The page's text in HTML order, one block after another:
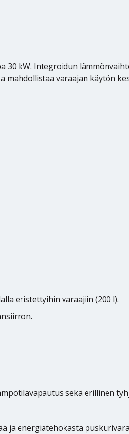
30 kW. Integroidun
mahdollistaa varaajan käytön
eristettyihin varaajiin (200 l).
sekä erillinen
ja energiatehokasta